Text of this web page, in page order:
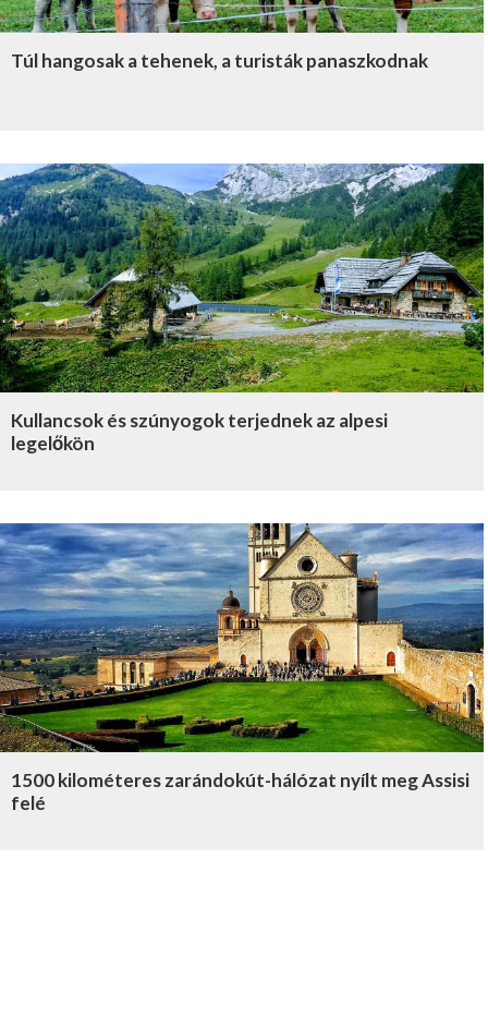
Túl hangosak a tehenek, a turisták panaszkodnak
Kullancsok és szúnyogok terjednek az alpesi
legelőkön
1500 kilométeres zarándokút-hálózat nyílt meg Assisi
felé